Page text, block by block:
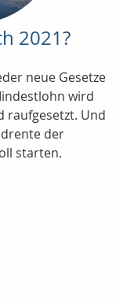
2021?
neue Gesetze
wird
raufgesetzt. Und
der
starten.